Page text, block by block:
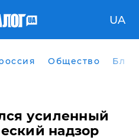
UA
Общество
усиленный
надзор